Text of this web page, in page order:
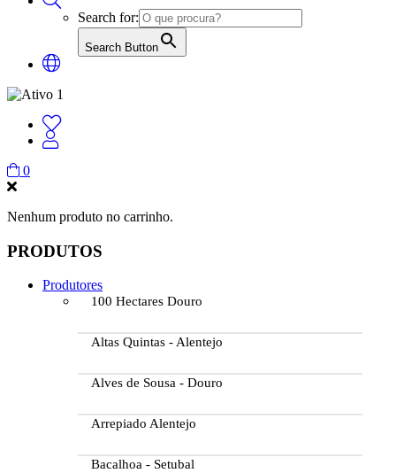
Search for:
Search Button
0
Nenhum produto no carrinho.
PRODUTOS
Produtores
100 Hectares Douro
Altas Quintas - Alentejo
Alves de Sousa - Douro
Arrepiado Alentejo
Bacalhoa - Setubal